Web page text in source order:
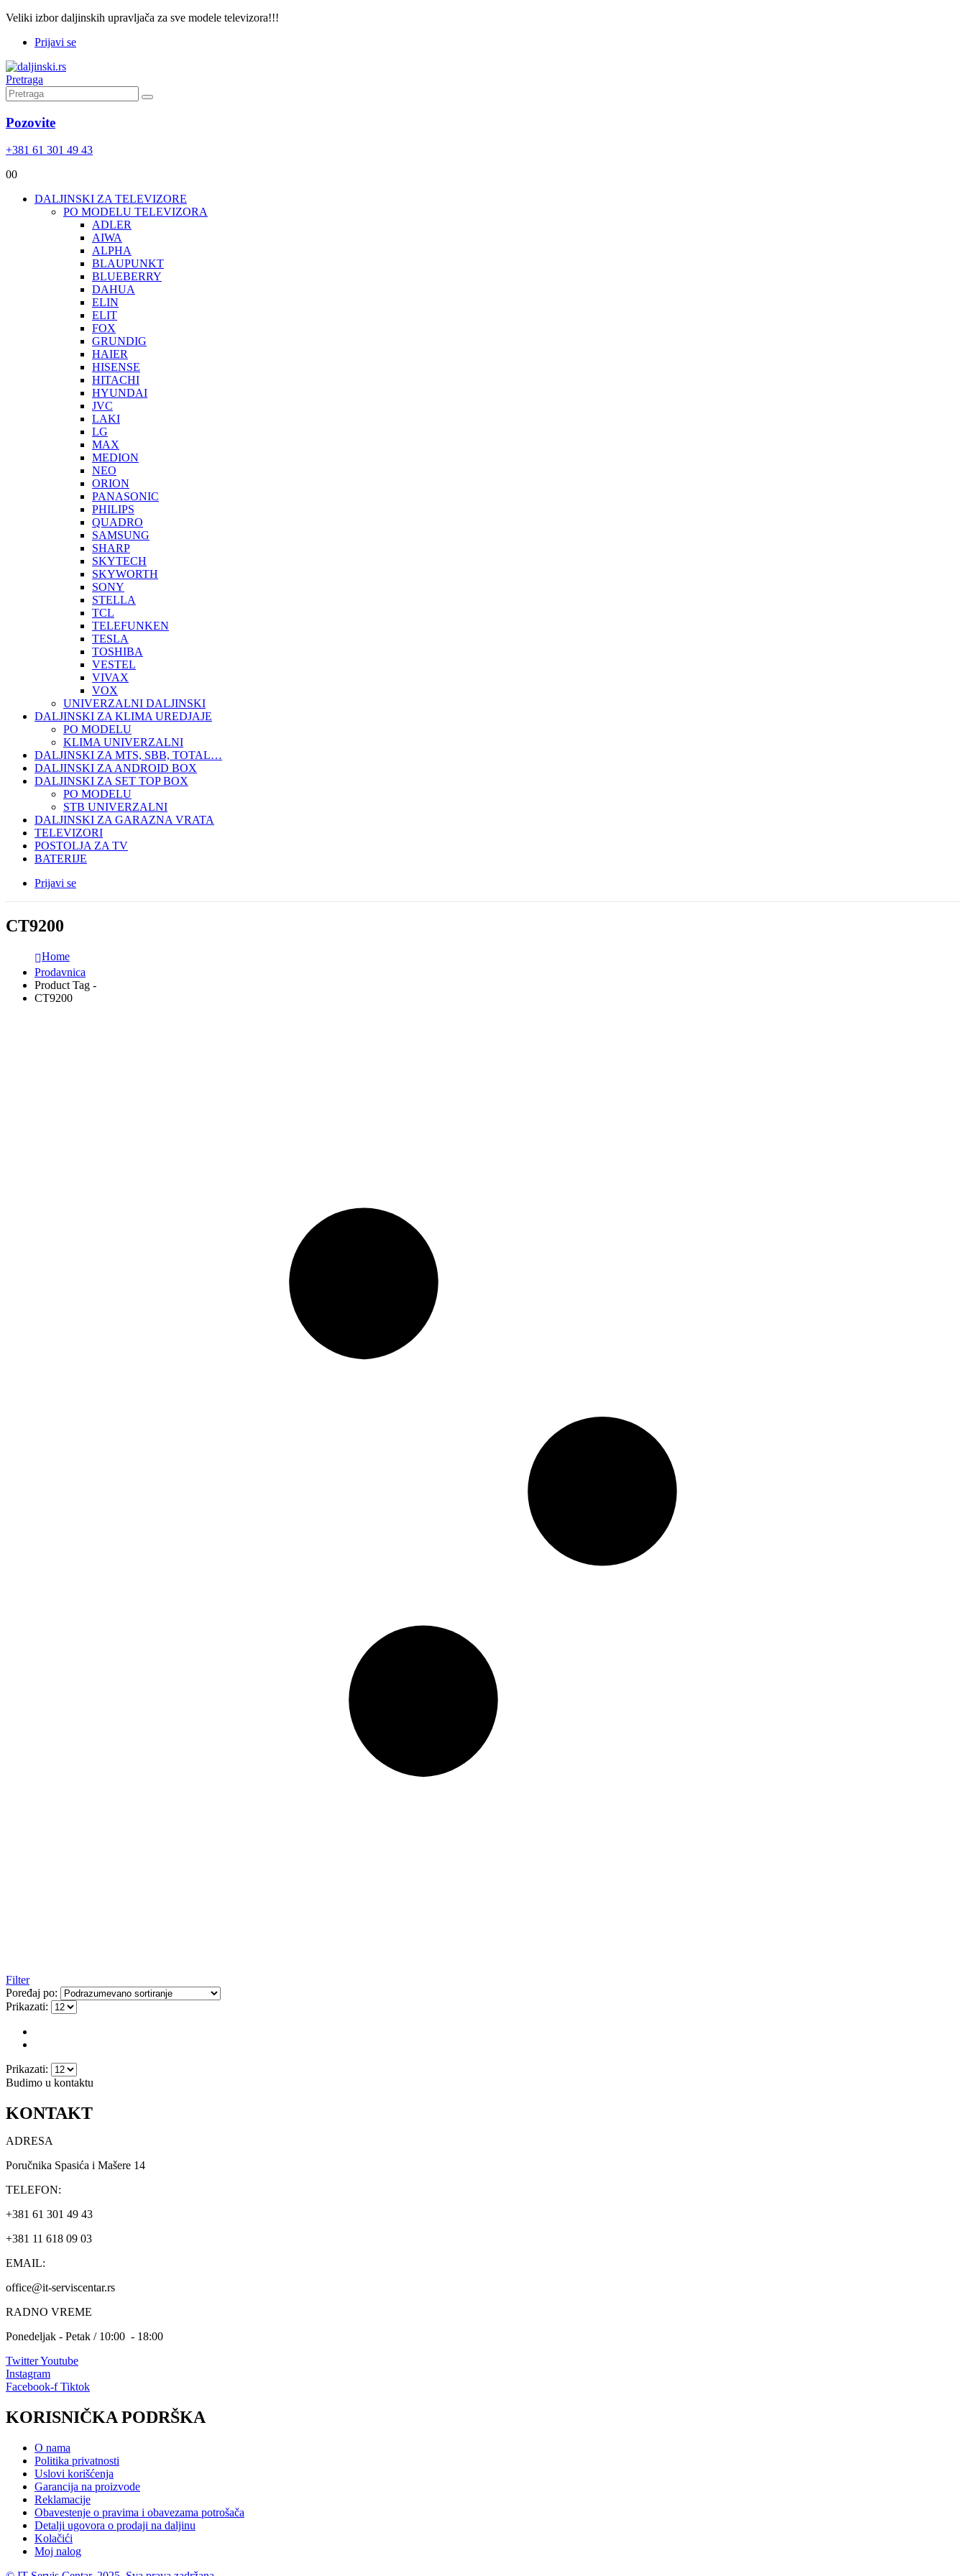
Veliki izbor daljinskih upravljača za sve modele televizora!!!
Prijavi se
Pretraga
Pozovite
+381 61 301 49 43
00
DALJINSKI ZA TELEVIZORE
PO MODELU TELEVIZORA
ADLER
AIWA
ALPHA
BLAUPUNKT
BLUEBERRY
DAHUA
ELIN
ELIT
FOX
GRUNDIG
HAIER
HISENSE
HITACHI
HYUNDAI
JVC
LAKI
LG
MAX
MEDION
NEO
ORION
PANASONIC
PHILIPS
QUADRO
SAMSUNG
SHARP
SKYTECH
SKYWORTH
SONY
STELLA
TCL
TELEFUNKEN
TESLA
TOSHIBA
VESTEL
VIVAX
VOX
UNIVERZALNI DALJINSKI
DALJINSKI ZA KLIMA UREDJAJE
PO MODELU
KLIMA UNIVERZALNI
DALJINSKI ZA MTS, SBB, TOTAL…
DALJINSKI ZA ANDROID BOX
DALJINSKI ZA SET TOP BOX
PO MODELU
STB UNIVERZALNI
DALJINSKI ZA GARAZNA VRATA
TELEVIZORI
POSTOLJA ZA TV
BATERIJE
Prijavi se
CT9200
Home
Prodavnica
Product Tag -
CT9200
Filter
Poređaj po:
Prikazati:
Prikazati:
Budimo u kontaktu
KONTAKT
ADRESA
Poručnika Spasića i Mašere 14
TELEFON:
+381 61 301 49 43
+381 11 618 09 03
EMAIL:
office@it-serviscentar.rs
RADNO VREME
Ponedeljak - Petak / 10:00 - 18:00
TwitterYoutube
Instagram
Facebook-f Tiktok
KORISNIČKA PODRŠKA
O nama
Politika privatnosti
Uslovi korišćenja
Garancija na proizvode
Reklamacije
Obavestenje o pravima i obavezama potrošača
Detalji ugovora o prodaji na daljinu
Kolačići
Moj nalog